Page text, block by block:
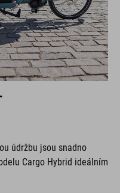
údržbu jsou snadno
Cargo Hybrid ideálním